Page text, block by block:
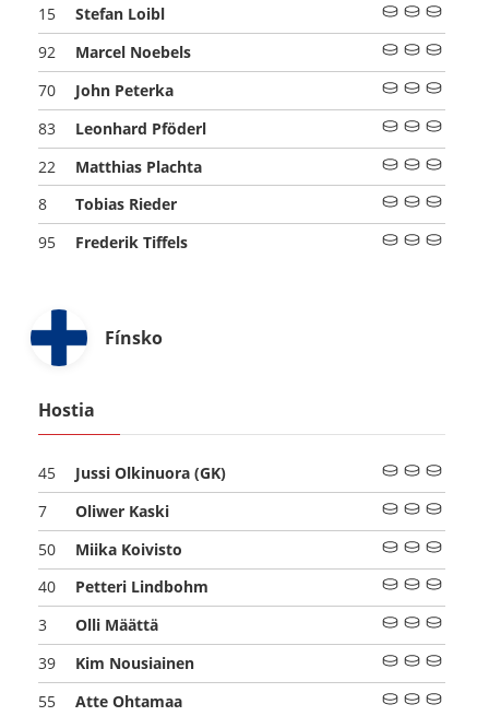
15 Stefan Loibl
92 Marcel Noebels
70 John Peterka
83 Leonhard Pföderl
22 Matthias Plachta
8 Tobias Rieder
95 Frederik Tiffels
Fínsko
Hostia
45 Jussi Olkinuora (GK)
7 Oliwer Kaski
50 Miika Koivisto
40 Petteri Lindbohm
3 Olli Määttä
39 Kim Nousiainen
55 Atte Ohtamaa